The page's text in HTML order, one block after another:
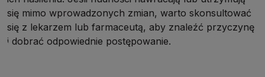
się mimo wprowadzonych zmian, warto skonsultować
się z lekarzem lub farmaceutą, aby znaleźć przyczynę
i dobrać odpowiednie postępowanie.